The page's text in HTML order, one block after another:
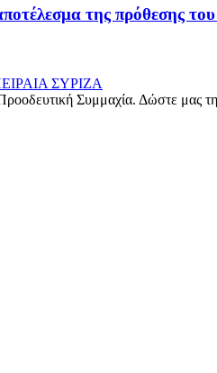
της πρόθεσης
Συμμαχία. Δώστε